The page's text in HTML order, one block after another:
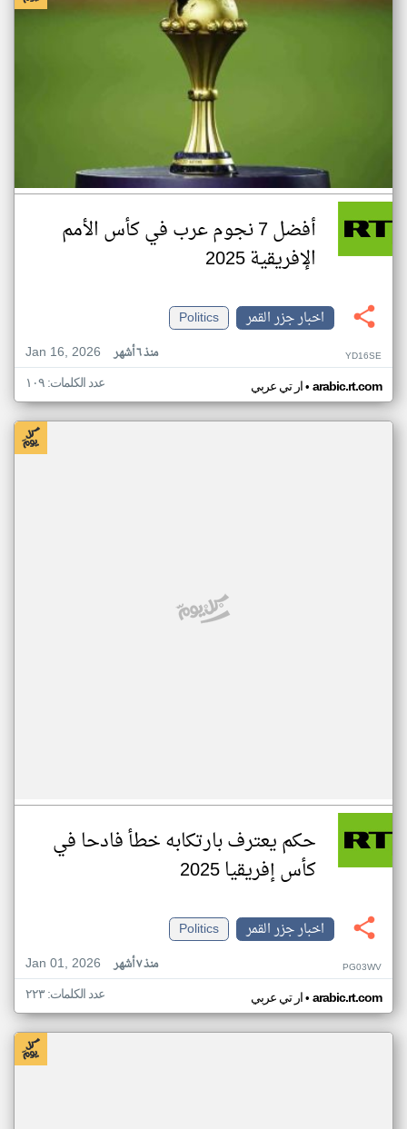
أفضل 7 نجوم عرب في كأس الأمم
الإفريقية 2025
اخبار جزر القمر
Politics
Jan 16, 2026
منذ ٦ أشهر YD16SE
ار تي عربي• arabic.rt.com عدد الكلمات: ١٠٩
حكم يعترف بارتكابه خطأ فادحا في
كأس إفريقيا 2025
اخبار جزر القمر
Politics
Jan 01, 2026
منذ ٧ أشهر PG03WV
ار تي عربي• arabic.rt.com عدد الكلمات: ٢٢٣